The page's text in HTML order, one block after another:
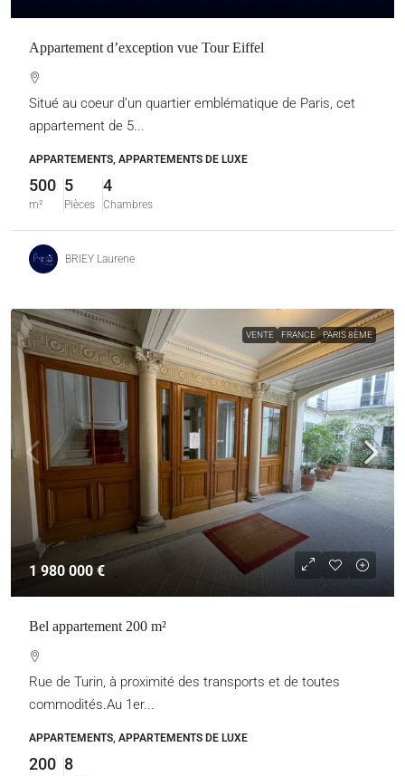
Appartement d’exception vue Tour Eiffel
Situé au coeur d’un quartier emblématique de Paris, cet
appartement de 5...
APPARTEMENTS, APPARTEMENTS DE LUXE
500
m²
5
Pièces
4
Chambres
BRIEY Laurene
VENTE FRANCE PARIS 8ÈME
1 980 000 €
Bel appartement 200 m²
Rue de Turin, à proximité des transports et de toutes
commodités.Au 1er...
APPARTEMENTS, APPARTEMENTS DE LUXE
200 8